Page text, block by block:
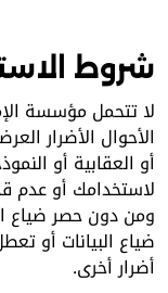
شروط
لا تتحمل مؤسسة
الأحوال الأضرار
أو العقابية أو
لاستخدامك أو عدم
ومن دون حصر ضياع
ضياع البيانات أو
أضرار أخرى.